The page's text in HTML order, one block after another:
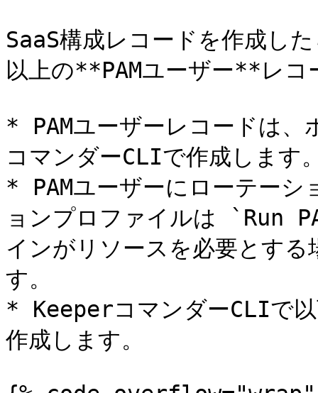
SaaS構成レコードを作成し
以上の**PAMユーザー**レコ
* PAMユーザーレコードは
コマンダーCLIで作成します
* PAMユーザーにローテーシ
ョンプロファイルは
インがリソースを必要とす
す。
* KeeperコマンダーCLIで以
作成します。